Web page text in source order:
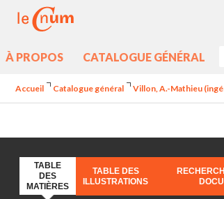
À PROPOS CATALOGUE GÉNÉRAL
Accueil Catalogue général Villon, A.-Mathieu
TABLE
DES
MATIÈRES
TABLE DES
ILLUSTRATIONS